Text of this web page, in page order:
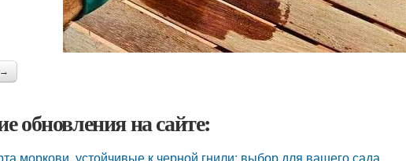
→
обновления на сайте: